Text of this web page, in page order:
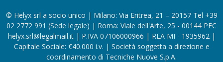
© Helyx srl a socio unico | Milano: Via Eritrea, 21 – 20157 Tel +39
02 2772 991 (Sede legale) | Roma: Viale dell'Arte, 25 - 00144 PEC
helyx.srl@legalmail.it | P.IVA 07106000966 | REA MI - 1935962 |
Capitale Sociale: €40.000 i.v. | Società soggetta a direzione e
coordinamento di Tecniche Nuove S.p.A.